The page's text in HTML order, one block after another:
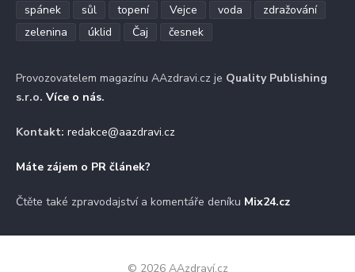
spánek
sůl topení Vejce voda
zdražování
zelenina
úklid Čaj česnek
Provozovatelem magazínu AAzdravi.cz je Quality Publishing
s.r.o. Více o nás.
Kontakt: redakce@aazdravi.cz
Máte zájem o PR článek?
Čtěte také zpravodajství a komentáře deníku Mix24.cz
© 2026 AAzdraví.cz